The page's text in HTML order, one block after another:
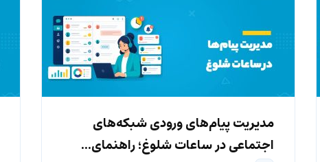
مدیریت پیام‌های ورودی شبکه‌های
اجتماعی در ساعات شلوغ؛ راهنمای...